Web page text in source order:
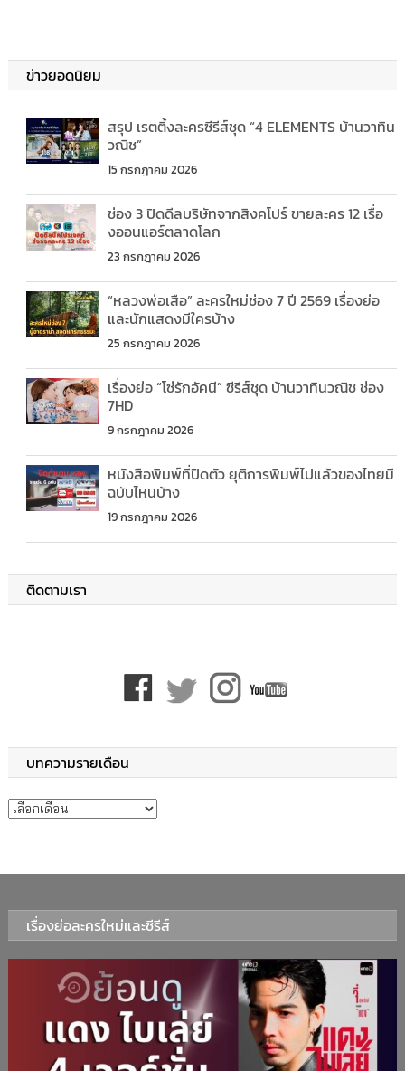
ข่าวยอดนิยม
สรุป เรตติ้งละครซีรีส์ชุด “4 ELEMENTS บ้านวาทิน
วณิช”
15 กรกฎาคม 2026
ช่อง 3 ปิดดีลบริษัทจากสิงคโปร์ ขายละคร 12 เรื่อ
งออนแอร์ตลาดโลก
23 กรกฎาคม 2026
“หลวงพ่อเสือ” ละครใหม่ช่อง 7 ปี 2569 เรื่องย่อ
และนักแสดงมีใครบ้าง
25 กรกฎาคม 2026
เรื่องย่อ “โซ่รักอัคนี” ซีรีส์ชุด บ้านวาทินวณิช ช่อง
7HD
9 กรกฎาคม 2026
หนังสือพิมพ์ที่ปิดตัว ยุติการพิมพ์ไปแล้วของไทยมี
ฉบับไหนบ้าง
19 กรกฎาคม 2026
ติดตามเรา
บทความรายเดือน
บทความรายเดือน
เรื่องย่อละครใหม่และซีรีส์